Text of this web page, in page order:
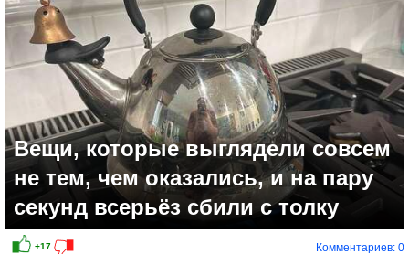
Вещи, которые выглядели совсем
не тем, чем оказались, и на пару
секунд всерьёз сбили с толку
Комментариев: 0